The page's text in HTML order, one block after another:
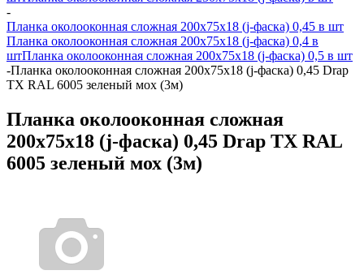
-
Планка околооконная сложная 200х75х18 (j-фаска) 0,45 в шт
Планка околооконная сложная 200х75х18 (j-фаска) 0,4 в
штПланка околооконная сложная 200х75х18 (j-фаска) 0,5 в шт
-Планка околооконная сложная 200х75х18 (j-фаска) 0,45 Drap
TX RAL 6005 зеленый мох (3м)
Планка околооконная сложная
200х75х18 (j-фаска) 0,45 Drap TX RAL
6005 зеленый мох (3м)